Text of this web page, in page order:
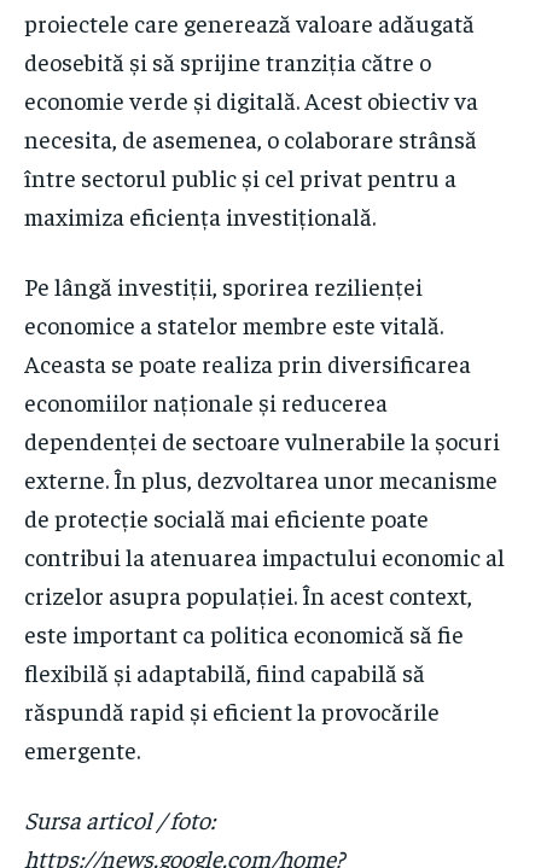
proiectele care generează valoare adăugată
deosebită și să sprijine tranziția către o
economie verde și digitală. Acest obiectiv va
necesita, de asemenea, o colaborare strânsă
între sectorul public și cel privat pentru a
maximiza eficiența investițională.
Pe lângă investiții, sporirea rezilienței
economice a statelor membre este vitală.
Aceasta se poate realiza prin diversificarea
economiilor naționale și reducerea
dependenței de sectoare vulnerabile la șocuri
externe. În plus, dezvoltarea unor mecanisme
de protecție socială mai eficiente poate
contribui la atenuarea impactului economic al
crizelor asupra populației. În acest context,
este important ca politica economică să fie
flexibilă și adaptabilă, fiind capabilă să
răspundă rapid și eficient la provocările
emergente.
Sursa articol / foto:
https://news.google.com/home?